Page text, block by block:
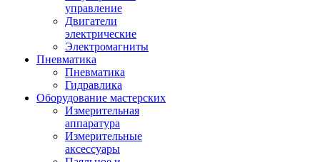
управление
Двигатели
электрические
Электромагниты
Пневматика
Пневматика
Гидравлика
Оборудование мастерских
Измерительная
аппаратура
Измерительные
аксессуары